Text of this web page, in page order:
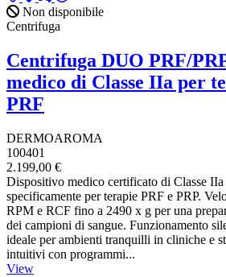
Non disponibile
Centrifuga
Centrifuga DUO PRF/
medico di Classe IIa per
PRF
DERMOAROMA
100401
2.199,00 €
Dispositivo medico certificato di Classe IIa
specificamente per terapie PRF e PRP.
RPM e RCF fino a 2490 x g per una
dei campioni di sangue. Funzionamento
ideale per ambienti tranquilli in cliniche e
intuitivi con programmi...
View